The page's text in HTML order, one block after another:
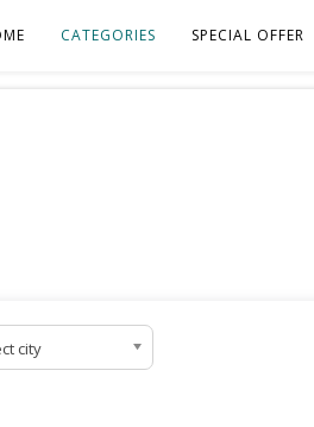
CATEGORIES SPECIAL OFFER
city